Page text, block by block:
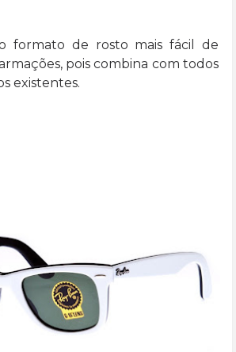
formato de rosto mais fácil de
pois combina com todos
existentes.